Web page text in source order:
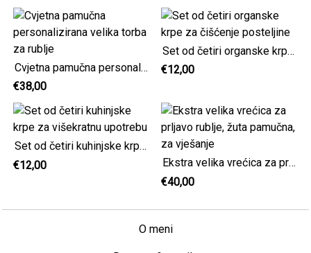
Cvjetna pamučna personalizirana velika torba za rublje
€38,00
Set od četiri organske krpe za čišćenje posteljine
€12,00
Set od četiri kuhinjske krpe za višekratnu upotrebu
€12,00
Ekstra velika vrećica za prljavo rublje, žuta pamučna, za vješanje
€40,00
O meni